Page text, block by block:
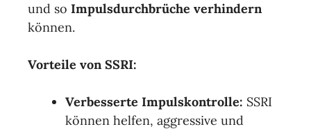
und so Impulsdurchbrüche verhindern
können.
Vorteile von SSRI:
Verbesserte Impulskontrolle: SSRI
können helfen, aggressive und